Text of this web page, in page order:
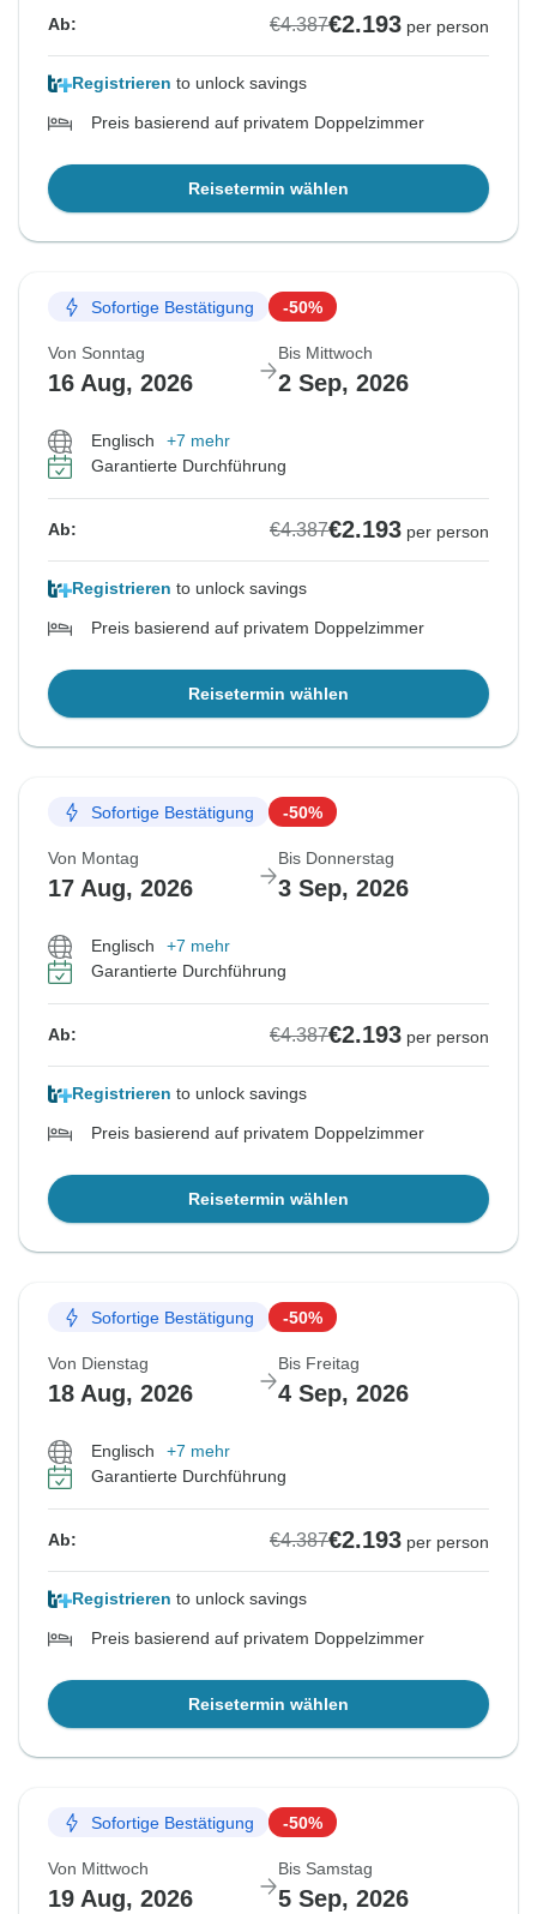
Ab: €4.387€2.193 per person
Registrieren to unlock savings
Preis basierend auf privatem Doppelzimmer
Reisetermin wählen
Sofortige Bestätigung -50%
Von Sonntag
16 Aug, 2026
Bis Mittwoch
2 Sep, 2026
Englisch
+7 mehr
Garantierte Durchführung
Ab: €4.387€2.193 per person
Registrieren to unlock savings
Preis basierend auf privatem Doppelzimmer
Reisetermin wählen
Sofortige Bestätigung -50%
Von Montag
17 Aug, 2026
Bis Donnerstag
3 Sep, 2026
Englisch
+7 mehr
Garantierte Durchführung
Ab: €4.387€2.193 per person
Registrieren to unlock savings
Preis basierend auf privatem Doppelzimmer
Reisetermin wählen
Sofortige Bestätigung -50%
Von Dienstag
18 Aug, 2026
Bis Freitag
4 Sep, 2026
Englisch
+7 mehr
Garantierte Durchführung
Ab: €4.387€2.193 per person
Registrieren to unlock savings
Preis basierend auf privatem Doppelzimmer
Reisetermin wählen
Sofortige Bestätigung -50%
Von Mittwoch
19 Aug, 2026
Bis Samstag
5 Sep, 2026